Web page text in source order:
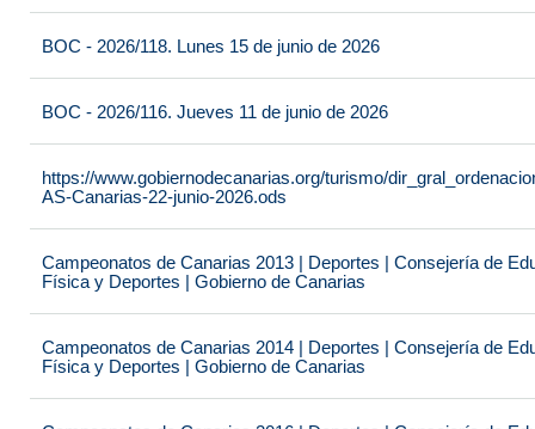
BOC - 2026/118. Lunes 15 de junio de 2026
BOC - 2026/116. Jueves 11 de junio de 2026
https://www.gobiernodecanarias.org/turismo/
AS-Canarias-22-junio-2026.ods
Campeonatos de Canarias 2013 | Deportes | Consejería de
Física y Deportes | Gobierno de Canarias
Campeonatos de Canarias 2014 | Deportes | Consejería de
Física y Deportes | Gobierno de Canarias